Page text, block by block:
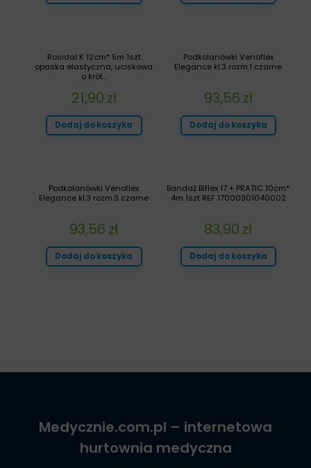
Podkolanówki Venoflex
Elegance kl.3 rozm.1 czarne
93,56 zł
Dodaj do koszyka
Rosidal K 12cm* 5m 1szt
opaska elastyczna, uciskowa
o krót...
21,90 zł
Dodaj do koszyka
Bandaż Biflex 17 + PRATIC 10cm*
4m 1szt REF 17000301040002
83,90 zł
Dodaj do koszyka
Podkolanówki Venoflex
Elegance kl.3 rozm.3 czarne
93,56 zł
Dodaj do koszyka
Medycznie.com.pl – internetowa
hurtownia medyczna